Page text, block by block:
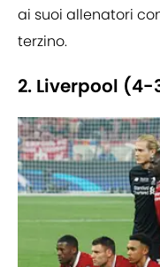
ai suoi allenatori
terzino.
2. Liverpool